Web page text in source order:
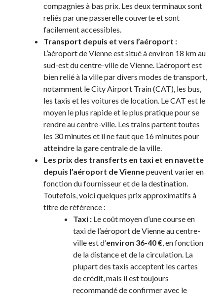
compagnies à bas prix. Les deux terminaux sont
reliés par une passerelle couverte et sont
facilement accessibles.
Transport depuis et vers l’aéroport :
L’aéroport de Vienne est situé à environ 18 km au
sud-est du centre-ville de Vienne. L’aéroport est
bien relié à la ville par divers modes de transport,
notamment le City Airport Train (CAT), les bus,
les taxis et les voitures de location. Le CAT est le
moyen le plus rapide et le plus pratique pour se
rendre au centre-ville. Les trains partent toutes
les 30 minutes et il ne faut que 16 minutes pour
atteindre la gare centrale de la ville.
Les prix des transferts en taxi et en navette
depuis l’aéroport de Viennepeuvent varier en
fonction du fournisseur et de la destination.
Toutefois, voici quelques prix approximatifs à
titre de référence :
Taxi : Le coût moyen d’une course en
taxi de l’aéroport de Vienne au centre-
ville est d’environ 36-40 € , en fonction
de la distance et de la circulation. La
plupart des taxis acceptent les cartes
de crédit, mais il est toujours
recommandé de confirmer avec le